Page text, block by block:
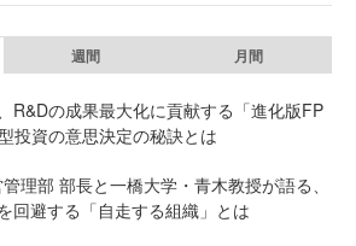
週間 月間
R&Dの成果最大化に貢献する「進化版FP
投資の意思決定の秘訣とは
理部 部長と一橋大学・青木教授が語る、
回避する「自走する組織」とは